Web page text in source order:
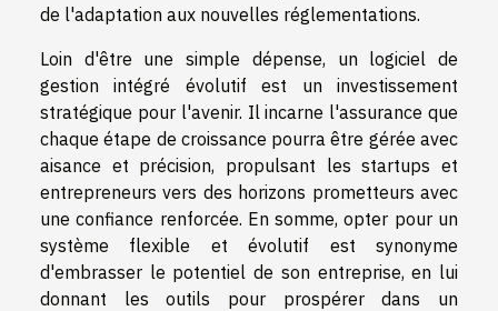
de l'adaptation aux nouvelles réglementations.
Loin d'être une simple dépense, un logiciel de
gestion intégré évolutif est un investissement
stratégique pour l'avenir. Il incarne l'assurance que
chaque étape de croissance pourra être gérée avec
aisance et précision, propulsant les startups et
entrepreneurs vers des horizons prometteurs avec
une confiance renforcée. En somme, opter pour un
système flexible et évolutif est synonyme
d'embrasser le potentiel de son entreprise, en lui
donnant les outils pour prospérer dans un